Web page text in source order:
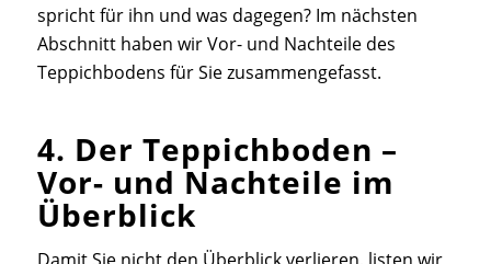
spricht für ihn und was dagegen? Im nächsten
Abschnitt haben wir Vor- und Nachteile des
Teppichbodens für Sie zusammengefasst.
4. Der Teppichboden –
Vor- und Nachteile im
Überblick